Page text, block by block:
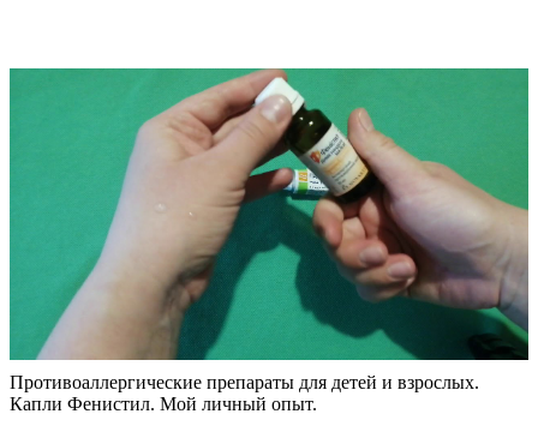
Противоаллергические препараты для детей и взрослых.
Капли Фенистил. Мой личный опыт.